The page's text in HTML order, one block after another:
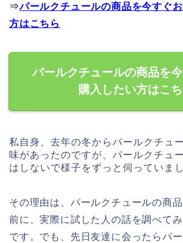
⇒パールクチュールの商品を今すぐ
方はこちら
パールクチュールの商品を
購入したい方はこ
私自身、去年の冬からパールクチュ
味があったのですが、パールクチュ
はしないで様子をずっと伺っていまし
その理由は、パールクチュールの商
前に、実際に試した人の話を調べて
です。でも、先日友達に会ったらパ